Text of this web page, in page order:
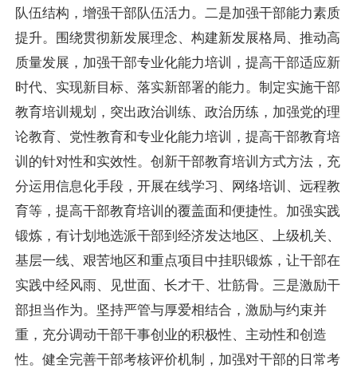
队伍结构，增强干部队伍活力。二是加强干部能力素质
提升。围绕贯彻新发展理念、构建新发展格局、推动高
质量发展，加强干部专业化能力培训，提高干部适应新
时代、实现新目标、落实新部署的能力。制定实施干部
教育培训规划，突出政治训练、政治历练，加强党的理
论教育、党性教育和专业化能力培训，提高干部教育培
训的针对性和实效性。创新干部教育培训方式方法，充
分运用信息化手段，开展在线学习、网络培训、远程教
育等，提高干部教育培训的覆盖面和便捷性。加强实践
锻炼，有计划地选派干部到经济发达地区、上级机关、
基层一线、艰苦地区和重点项目中挂职锻炼，让干部在
实践中经风雨、见世面、长才干、壮筋骨。三是激励干
部担当作为。坚持严管与厚爱相结合，激励与约束并
重，充分调动干部干事创业的积极性、主动性和创造
性。健全完善干部考核评价机制，加强对干部的日常考